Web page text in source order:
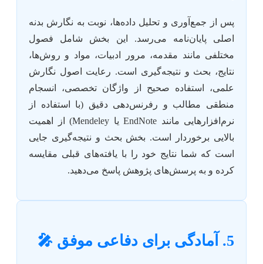
پس از جمع‌آوری و تحلیل داده‌ها، نوبت به نگارش بدنه
اصلی پایان‌نامه می‌رسد. این بخش شامل فصول
مختلفی مانند مقدمه، مرور ادبیات، مواد و روش‌ها،
نتایج، بحث و نتیجه‌گیری است. رعایت اصول نگارش
علمی، استفاده صحیح از واژگان تخصصی، انسجام
منطقی مطالب و رفرنس‌دهی دقیق (با استفاده از
نرم‌افزارهایی مانند EndNote یا Mendeley) از اهمیت
بالایی برخوردار است. بخش بحث و نتیجه‌گیری جایی
است که شما نتایج خود را با یافته‌های قبلی مقایسه
کرده و به پرسش‌های پژوهش پاسخ می‌دهید.
5. آمادگی برای دفاعی موفق 🎤